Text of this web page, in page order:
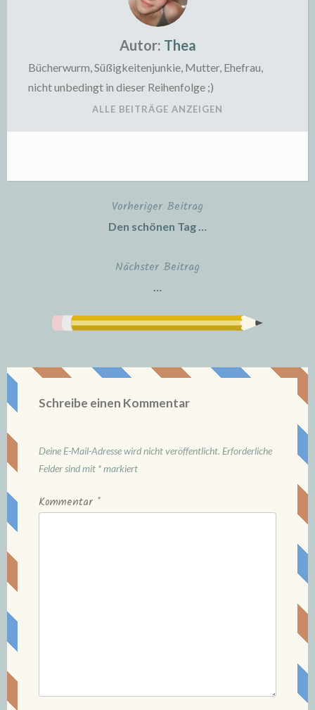
Autor: Thea
Bücherwurm, Süßigkeitenjunkie, Mutter, Ehefrau,
nicht unbedingt in dieser Reihenfolge ;)
ALLE BEITRÄGE ANZEIGEN
BeitragsnavigationVorheriger Beitrag
Den schönen Tag …
Nächster Beitrag
Schreibe einen Kommentar
Deine E-Mail-Adresse wird nicht veröffentlicht. Erforderliche
Felder sind mit *markiert
Kommentar *